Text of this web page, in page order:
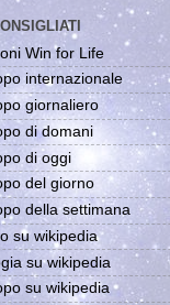
Win for Life
internazionale
giornaliero
di domani
di oggi
del giorno
della settimana
su wikipedia
su wikipedia
su wikipedia